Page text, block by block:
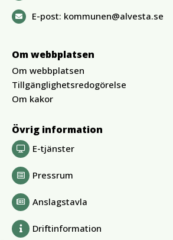
E-post: kommunen@alvesta.se
Om webbplatsen
Om webbplatsen
Tillgänglighetsredogörelse
Om kakor
Övrig information
E-tjänster
Pressrum
Anslagstavla
Driftinformation